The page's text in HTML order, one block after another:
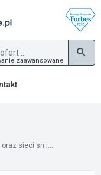
zaawansowane
sieci sn i...